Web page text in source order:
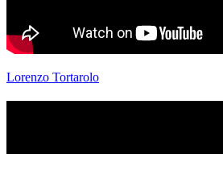
Lorenzo Tortarolo